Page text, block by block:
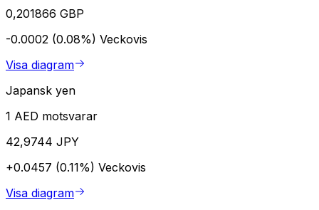
0,201866 GBP
-0.0002 (0.08%) Veckovis
Visa diagram
Japansk yen
1 AED motsvarar
42,9744 JPY
+0.0457 (0.11%) Veckovis
Visa diagram